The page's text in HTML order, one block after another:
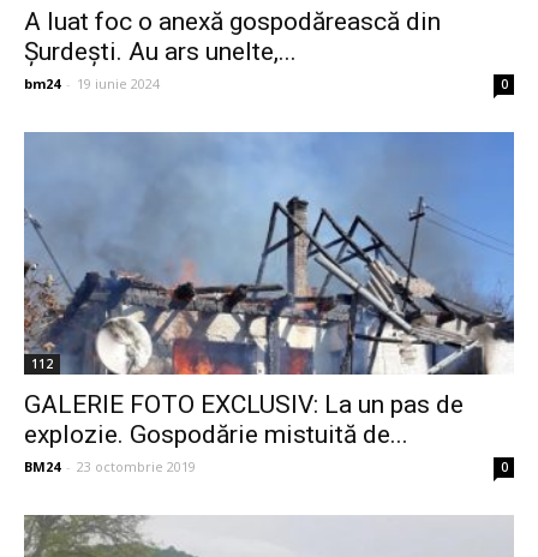
A luat foc o anexă gospodărească din
Şurdeşti. Au ars unelte,...
bm24 - 19 iunie 2024 0
112
GALERIE FOTO EXCLUSIV: La un pas de
explozie. Gospodărie mistuită de...
BM24 - 23 octombrie 2019 0